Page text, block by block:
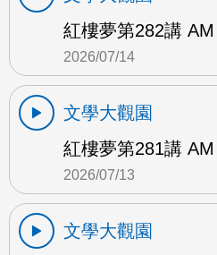
紅樓夢第282講 AM
2026/07/14
文學大觀園
紅樓夢第281講 AM
2026/07/13
文學大觀園